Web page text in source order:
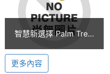
面，功能更加齊全。
基本的 30 萬畫素相機功能
在其他功能上，Palm Treo
312MHz 處理器與 64MB
處理器 Intel PXA270,
相機規格
主相機
智慧新選擇 Palm Treo
更多內容